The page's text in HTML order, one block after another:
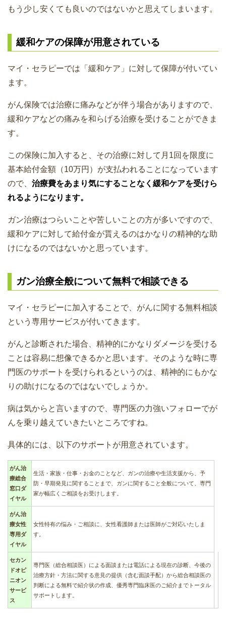
もう少し安くても良いのではないかと思えてしまいます。
緩和ケアの保障が用意されている
マイ・セラピーでは「緩和ケア」に対して保障が付いてい
ます。
がん保険では治療に痛みなどが伴う場合がありますので、
緩和ケアなどの痛みを和らげる治療を受けることができま
す。
この保険に加入すると、その治療に対して月1回を限度に
基本給付金額（10万円）が支払われることになっています
ので、 治療費をあまり気にすることなく緩和ケアを受けら
れるようになります。
ガン治療はつらいことや苦しいことの方が多いですので、
緩和ケアに対して給付金が貰えるのはかなりの精神的な助
けになるのではないかと思っています。
ガン治療全般について無料で相談できる
マイ・セラピーに加入することで、がんに関する無料相談
という専用サービスが付いてきます。
がんと診断された場合、精神的にかなりダメージを受ける
ことは容易に想像できるかと思います。そのような時に専
門医のサポートを受けられるというのは、精神的にもかな
りの助けになるのではないでしょうか。
病は気からと言いますので、専門医の力強いフォローでが
んを乗り越えていきたいところですね。
具体的には、以下のサポートが用意されています。
がん治
療総合
窓口ダ
イヤル
生活・家族・仕事・お金のことなど、ガンの治療や生活支援から、予
防・早期発見に関することまで、ガンに関すること全般について、専門
家が幅広くご相談をお受けします。
がん治
療女性
専用ダ
イヤル
女性特有の悩み・ご相談に、女性看護師または医師がご対応いたしま
す。
セカン
ドオピ
ニオン
サービ
ス
専門医（総合相談医）による面談または電話による現在の診断、今後の
治療方針・方法に関する意見の提供（含む面談手配）から総合相談医の
判断による無料で紹介状の作成、優秀専門臨床医のご紹介までトータル
サポートします。